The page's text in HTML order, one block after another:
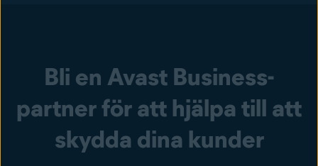
Bli en Avast Business-
partner för att hjälpa till att
skydda dina kunder